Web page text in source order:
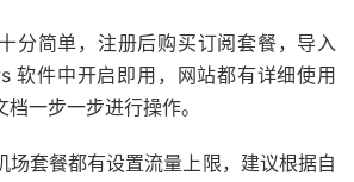
分简单，注册后购买订阅套餐，导入
软件中开启即用，网站都有详细使用
一步一步进行操作。
场套餐都有设置流量上限，建议根据自